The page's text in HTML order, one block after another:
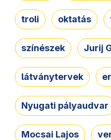
troli oktatás
színészek Jurij
látványtervek
Nyugati pályaudvar
Mocsai Lajos